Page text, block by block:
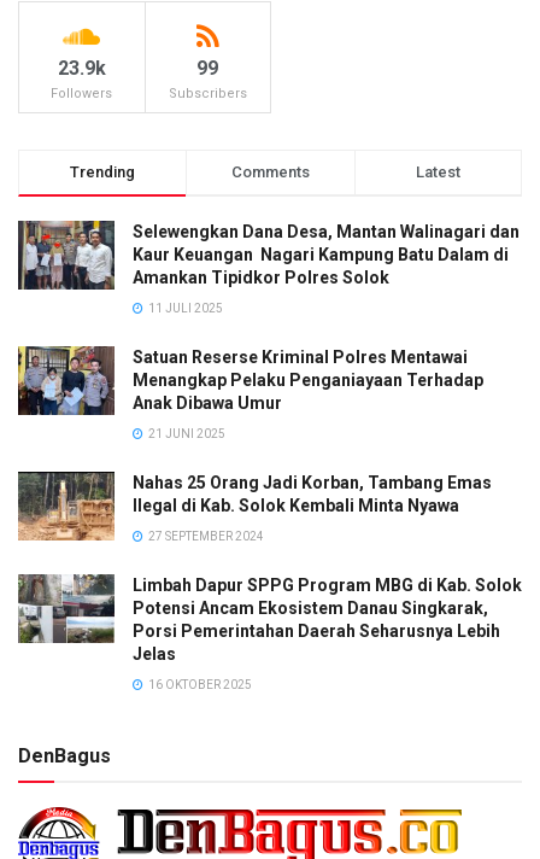
23.9k
Followers
99
Subscribers
Trending Comments Latest
Selewengkan Dana Desa, Mantan Walinagari dan
Kaur Keuangan Nagari Kampung Batu Dalam di
Amankan Tipidkor Polres Solok
11 JULI 2025
Satuan Reserse Kriminal Polres Mentawai
Menangkap Pelaku Penganiayaan Terhadap
Anak Dibawa Umur
21 JUNI 2025
Nahas 25 Orang Jadi Korban, Tambang Emas
Ilegal di Kab. Solok Kembali Minta Nyawa
27 SEPTEMBER 2024
Limbah Dapur SPPG Program MBG di Kab. Solok
Potensi Ancam Ekosistem Danau Singkarak,
Porsi Pemerintahan Daerah Seharusnya Lebih
Jelas
16 OKTOBER 2025
DenBagus